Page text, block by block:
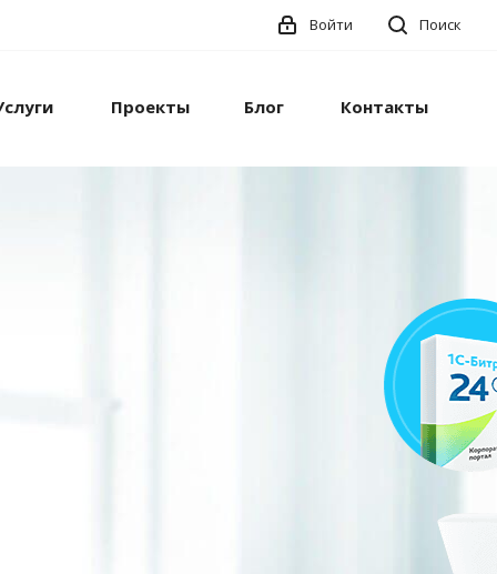
Поиск
Войти
Проекты Блог Контакты